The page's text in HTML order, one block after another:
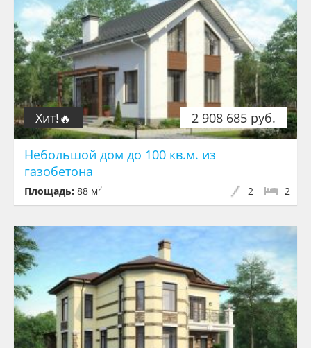
2 908 685 руб.
Хит!🔥
Небольшой дом до 100 кв.м. из
газобетона
Площадь: 88 м2 2
2